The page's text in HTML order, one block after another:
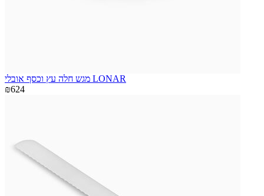
מגש חלה עץ וכסף אובלי LONAR
₪624